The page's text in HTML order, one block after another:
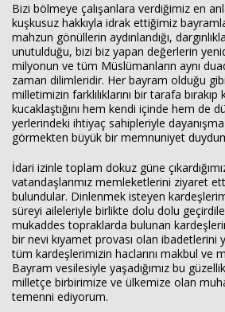
Bizi bölmeye çalışanlara verdiğimiz en
kuşkusuz hakkıyla idrak ettiğimiz
mahzun gönüllerin aydınlandığı,
unutulduğu, bizi biz yapan değerlerin
milyonun ve tüm Müslümanların aynı
zaman dilimleridir. Her bayram olduğu
milletimizin farklılıklarını bir tarafa
kucaklaştığını hem kendi içinde hem de
yerlerindeki ihtiyaç sahipleriyle
görmekten büyük bir memnuniyet
İdari izinle toplam dokuz güne
vatandaşlarımız memleketlerini ziyaret
bulundular. Dinlenmek isteyen
süreyi aileleriyle birlikte dolu dolu
mukaddes topraklarda bulunan
bir nevi kıyamet provası olan ibadetlerini
tüm kardeşlerimizin haclarını makbul ve
Bayram vesilesiyle yaşadığımız bu
milletçe birbirimize ve ülkemize olan
temenni ediyorum.